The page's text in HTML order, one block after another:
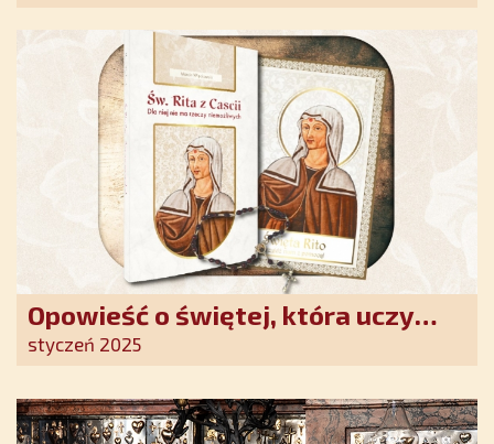
Opowieść o świętej, która uczy
szczerego oddania się Bogu.
nadziei w XXI wieku
styczeń 2025